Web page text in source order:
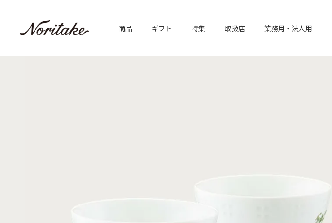
商品 ギフト 特集 取扱店 業務用・法人用